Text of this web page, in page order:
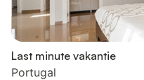
Last minute vakantie
Portugal